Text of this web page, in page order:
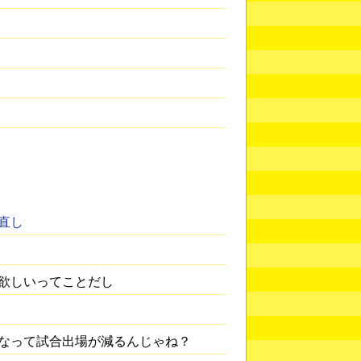
し
しいってことだし
って試合出場が減るんじゃね？